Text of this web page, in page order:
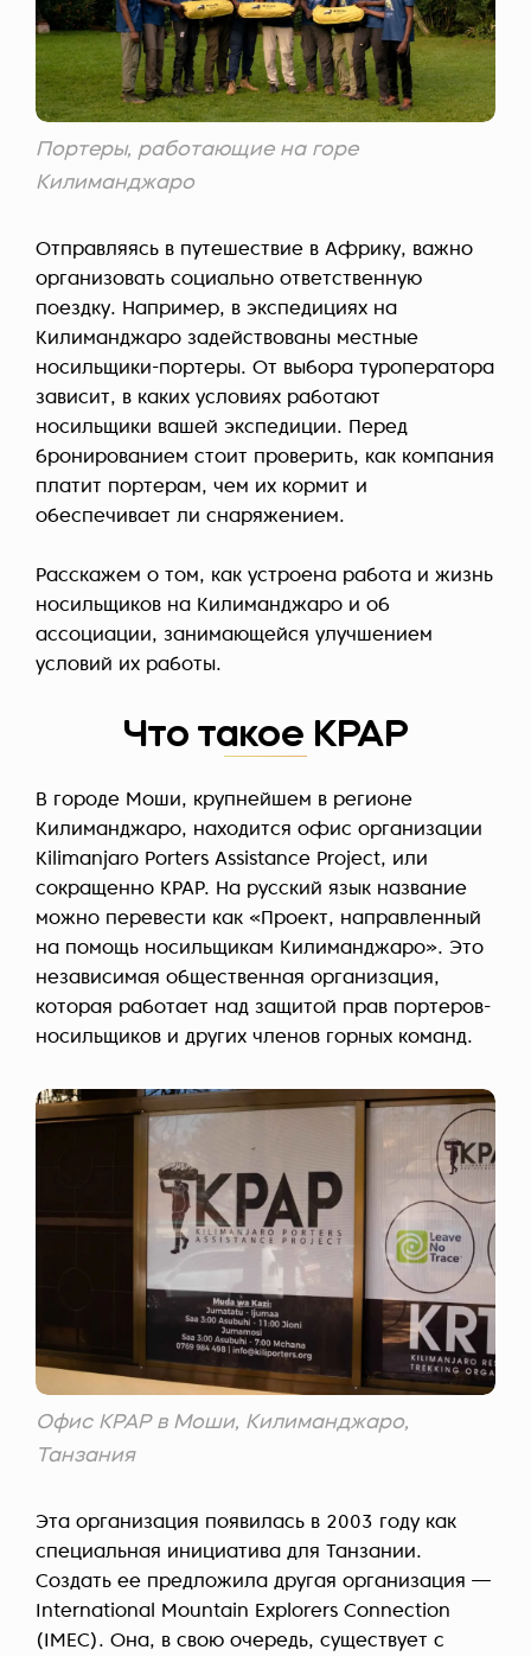
Портеры, работающие на горе
Килиманджаро
Отправляясь в путешествие в Африку, важно
организовать социально ответственную
поездку. Например, в экспедициях на
Килиманджаро задействованы местные
носильщики-портеры. От выбора туроператора
зависит, в каких условиях работают
носильщики вашей экспедиции. Перед
бронированием стоит проверить, как компания
платит портерам, чем их кормит и
обеспечивает ли снаряжением.
Расскажем о том, как устроена работа и жизнь
носильщиков на Килиманджаро и об
ассоциации, занимающейся улучшением
условий их работы.
Что такое KPAP
В городе Моши, крупнейшем в регионе
Килиманджаро, находится офис организации
Kilimanjaro Porters Assistance Project, или
сокращенно KPAP. На русский язык название
можно перевести как «Проект, направленный
на помощь носильщикам Килиманджаро». Это
независимая общественная организация,
которая работает над защитой прав портеров-
носильщиков и других членов горных команд.
Офис KPAP в Моши, Килиманджаро,
Танзания
Эта организация появилась в 2003 году как
специальная инициатива для Танзании.
Создать ее предложила другая организация —
International Mountain Explorers Connection
(IMEC). Она, в свою очередь, существует с